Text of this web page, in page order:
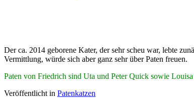
Der ca. 2014 geborene Kater, der sehr scheu war, lebte
Vermittlung, würde sich aber ganz sehr über Paten freuen.
Paten von Friedrich sind Uta und Peter Quick sowie
Veröffentlicht in Patenkatzen